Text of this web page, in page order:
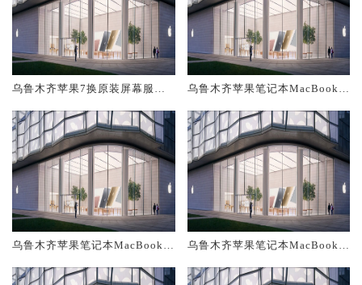
乌鲁木齐苹果7换原装屏幕服务
乌鲁木齐苹果笔记本MacBook A
乌鲁木齐苹果笔记本MacBook A
钱
乌鲁木齐苹果笔记本MacBook A
钱